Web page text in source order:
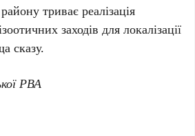
триває реалізація
заходів для локалізації
сказу.
РВА